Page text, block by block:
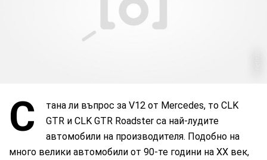
С
тана ли въпрос за V12 от Mercedes, то CLK
GTR и CLK GTR Roadster са най-лудите
автомобили на производителя. Подобно на
много велики автомобили от 90-те години на ХХ век,